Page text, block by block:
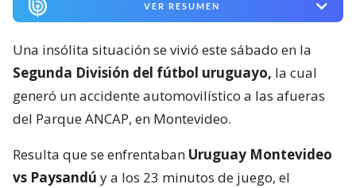
VER RESUMEN
Una insólita situación se vivió este sábado en la
Segunda División del fútbol uruguayo, la cual
generó un accidente automovilístico a las afueras
del Parque ANCAP, en Montevideo.
Resulta que se enfrentaban Uruguay Montevideo
vs Paysandú y a los 23 minutos de juego, el